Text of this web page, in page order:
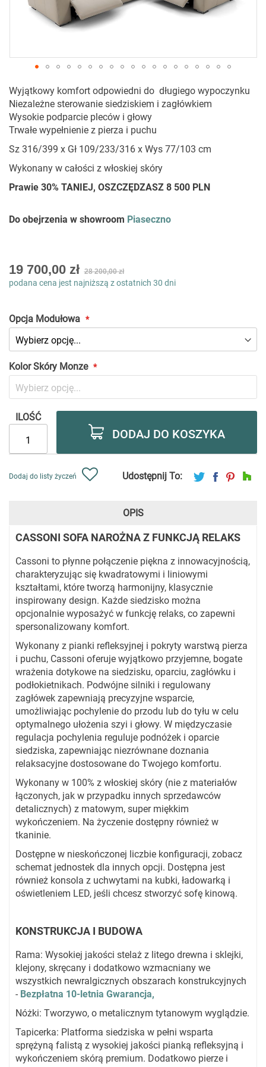
na
początek
galerii
Wyjątkowy komfort odpowiedni do długiego wypoczynku
Niezależne sterowanie siedziskiem i zagłówkiem
Wysokie podparcie pleców i głowy
Trwałe wypełnienie z pierza i puchu
Sz 316/399 x Gł 109/233/316 x Wys 77/103 cm
Wykonany w całości z włoskiej skóry
Prawie 30% TANIEJ, OSZCZĘDZASZ 8 500 PLN
Do obejrzenia w showroom Piaseczno
As
low
19 700,00 zł 28 200,00 zł
podana cena jest najniższą z ostatnich 30 dni
Opcja Modułowa
Kolor Skóry Monze
ILOŚĆ
DODAJ DO KOSZYKA
Dodaj do listy życzeń Udostępnij To:
OPIS
CASSONI SOFA NAROŻNA Z FUNKCJĄ RELAKS
Cassoni to płynne połączenie piękna z innowacyjnością,
charakteryzując się kwadratowymi i liniowymi
kształtami, które tworzą harmonijny, klasycznie
inspirowany design. Każde siedzisko można
opcjonalnie wyposażyć w funkcję relaks, co zapewni
spersonalizowany komfort.
Wykonany z pianki refleksyjnej i pokryty warstwą pierza
i puchu, Cassoni oferuje wyjątkowo przyjemne, bogate
wrażenia dotykowe na siedzisku, oparciu, zagłówku i
podłokietnikach. Podwójne silniki i regulowany
zagłówek zapewniają precyzyjne wsparcie,
umożliwiając pochylenie do przodu lub do tyłu w celu
optymalnego ułożenia szyi i głowy. W międzyczasie
regulacja pochylenia reguluje podnóżek i oparcie
siedziska, zapewniając niezrównane doznania
relaksacyjne dostosowane do Twojego komfortu.
Wykonany w 100% z włoskiej skóry (nie z materiałów
łączonych, jak w przypadku innych sprzedawców
detalicznych) z matowym, super miękkim
wykończeniem. Na życzenie dostępny również w
tkaninie.
Dostępne w nieskończonej liczbie konfiguracji, zobacz
schemat jednostek dla innych opcji. Dostępna jest
również konsola z uchwytami na kubki, ładowarką i
oświetleniem LED, jeśli chcesz stworzyć sofę kinową.
KONSTRUKCJA I BUDOWA
Rama: Wysokiej jakości stelaż z litego drewna i sklejki,
klejony, skręcany i dodatkowo wzmacniany we
wszystkich newralgicznych obszarach konstrukcyjnych
- Bezpłatna 10-letnia Gwarancja,
Nóżki: Tworzywo, o metalicznym tytanowym wyglądzie.
Tapicerka: Platforma siedziska w pełni wsparta
sprężyną falistą z wysokiej jakości pianką refleksyjną i
wykończeniem skórą premium. Dodatkowo pierze i